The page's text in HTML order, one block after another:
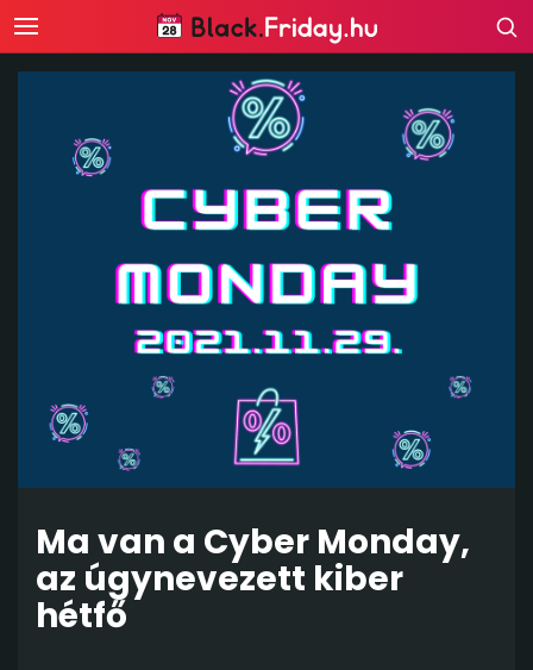
Ma van a Cyber Monday,
az úgynevezett kiber
hétfő